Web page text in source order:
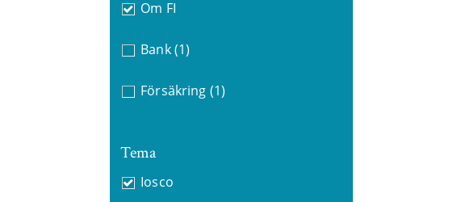
Om FI
Bank (1)
Försäkring (1)
Tema
Iosco